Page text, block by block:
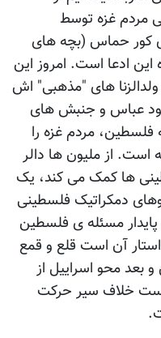
مردم غزه توسط
کور حماس (بچه های
این ادعا است. امروز این
های "مذهبی" اش
عباس و جنبش های
مردم غزه را
از ملیون ها دالر
ها کمک می کند، یک
دمکراتیک فلسطینی
مسئله ی فلسطین
آن است قلع و قمع
محو اسراییل از
خلاف سیر حرکت